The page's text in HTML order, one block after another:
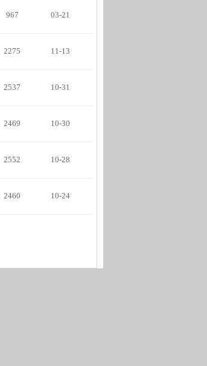
967 03-21
2275 11-13
2537 10-31
2469 10-30
2552 10-28
2460 10-24